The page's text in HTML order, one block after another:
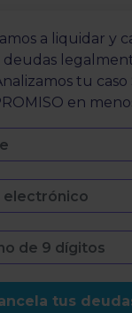
a liquidar y
deudas
tu caso
en
tus